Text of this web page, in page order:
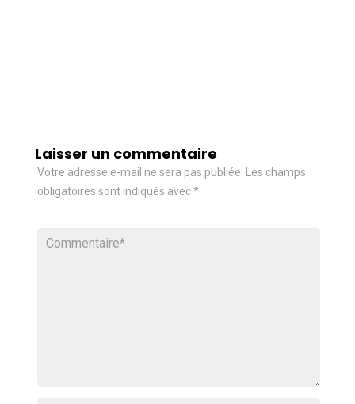
Laisser un commentaire
Votre adresse e-mail ne sera pas publiée.
Les champs
obligatoires sont indiqués avec*